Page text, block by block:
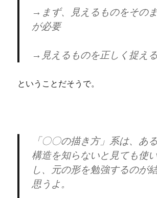
→まず、見えるものをその
が必要
→見えるものを正しく捉え
ということだそうで。
「〇〇の描き方」系は、あ
構造を知らないと見ても使
し、元の形を勉強するのが
思うよ。